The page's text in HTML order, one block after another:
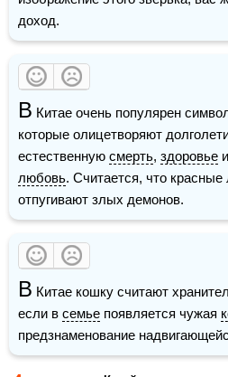
доход.
В Китае очень популярен
которые олицетворяют
естественную смерть, здоровье
любовь. Считается, что
отпугивают злых демонов.
В Китае кошку считают
если в семье появляется чужая
предзнаменование